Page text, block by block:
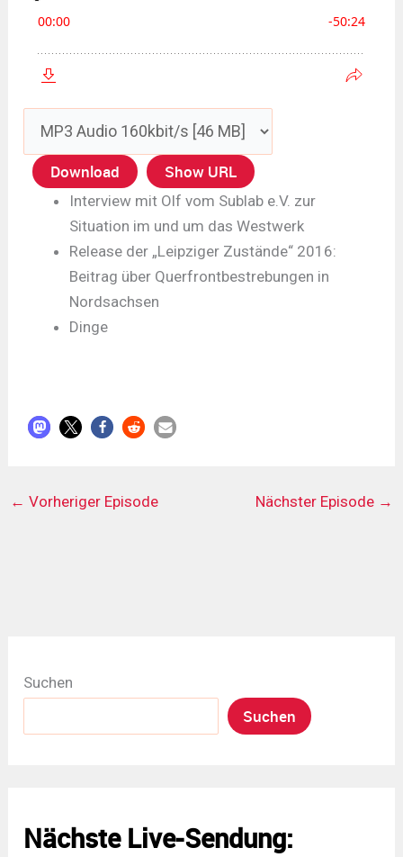
Download Show URL
Interview mit Olf vom Sublab e.V. zur
Situation im und um das Westwerk
Release der „Leipziger Zustände“ 2016:
Beitrag über Querfrontbestrebungen in
Nordsachsen
Dinge
← Vorheriger Episode Nächster Episode →
Suchen
Suchen
Nächste Live-Sendung: